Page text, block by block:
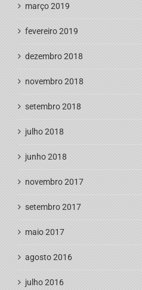
março 2019
fevereiro 2019
dezembro 2018
novembro 2018
setembro 2018
julho 2018
junho 2018
novembro 2017
setembro 2017
maio 2017
agosto 2016
julho 2016